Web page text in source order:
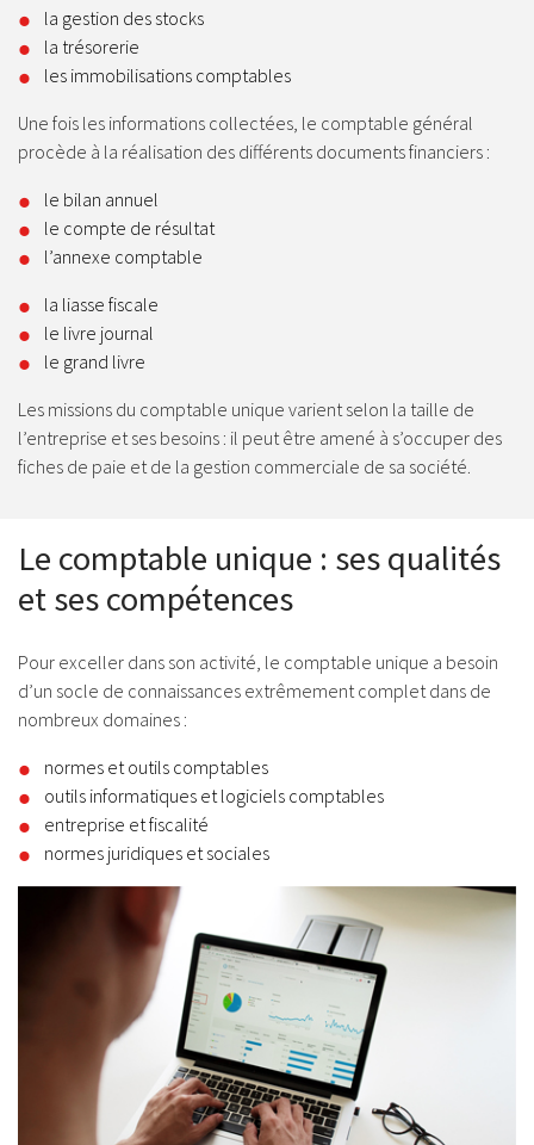
la gestion des stocks
la trésorerie
les immobilisations comptables
Une fois les informations collectées, le comptable général
procède à la réalisation des différents documents financiers :
le bilan annuel
le compte de résultat
l’annexe comptable
la liasse fiscale
le livre journal
le grand livre
Les missions du comptable unique varient selon la taille de
l’entreprise et ses besoins : il peut être amené à s’occuper des
fiches de paie et de la gestion commerciale de sa société.
Le comptable unique : ses qualités
et ses compétences
Pour exceller dans son activité, le comptable unique a besoin
d’un socle de connaissances extrêmement complet dans de
nombreux domaines :
normes et outils comptables
outils informatiques et logiciels comptables
entreprise et fiscalité
normes juridiques et sociales